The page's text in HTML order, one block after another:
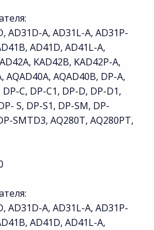
AD31D-A, AD31L-A, AD31P-
AD41D, AD41L-A,
KAD42B, KAD42P-A,
AQAD40A, AQAD40B, DP-A,
C, DP-C1, DP-D, DP-D1,
S, DP-S1, DP-SM, DP-
SMTD3, AQ280T, AQ280PT,
AD31D-A, AD31L-A, AD31P-
AD41D, AD41L-A,